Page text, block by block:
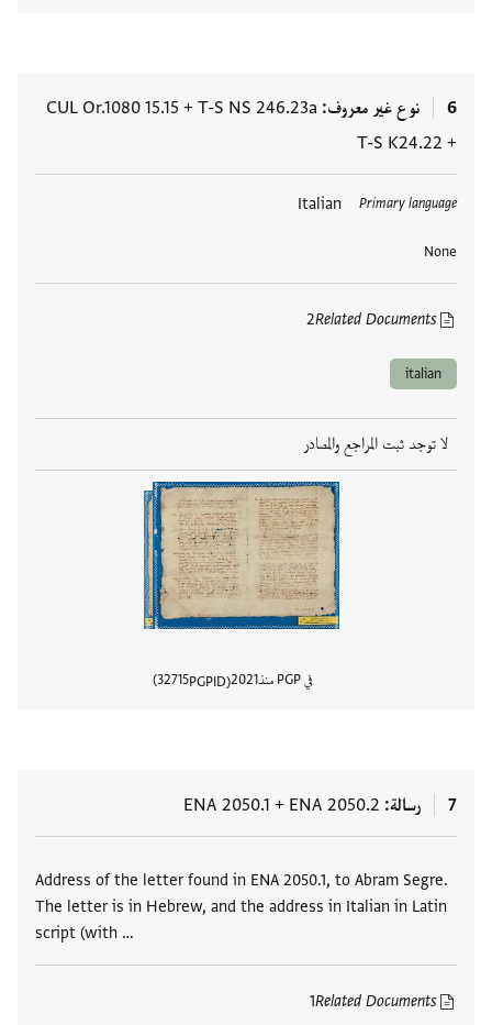
6 نوع غير معروف T-S NS 246.23a
+
CUL Or.1080 15.15
+
T-S K24.22
Primary language
Italian
None
Related Documents
2
العلامات
italian
لا توجد ثبت المراجع والمصادر
في PGP منذ 2021
PGPID
32715
7 رسالة ENA 2050.2
+
ENA 2050.1
Address of the letter found in ENA 2050.1, to Abram Segre.
The letter is in Hebrew, and the address in Italian in Latin
script (with …
Related Documents
1